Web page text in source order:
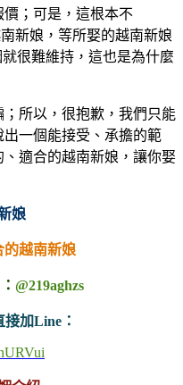
；可是，這根本不
新娘，等所娶的越南新娘
很難維持，這也是為什麼
所以，很抱歉，我們只能
一個能接受、承擔的範
適合的越南新娘，讓你娶
娘
的越南新娘
@219aghzs
加Line：